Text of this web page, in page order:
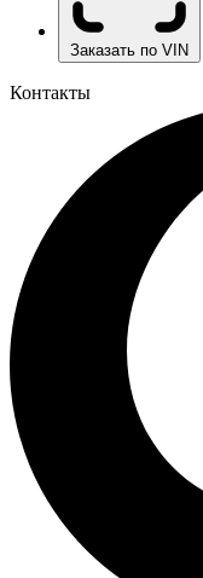
Заказать по VIN
Контакты